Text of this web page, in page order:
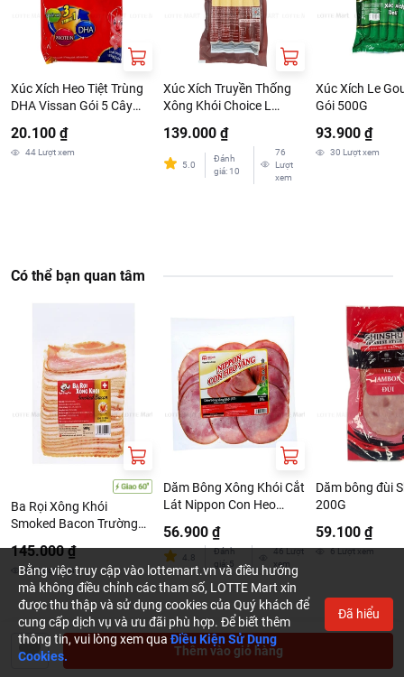
Thêm vào giỏ hàng
Xúc Xích Heo Tiệt Trùng
DHA Vissan Gói 5 Cây
20.100 ₫
44Lượt xem
Xúc Xích Truyền Thống
Xông Khói Choice L
139.000 ₫
5.0
Đánh
giá: 10
76
Lượt
xem
Xúc Xích Le
Gói 500G
93.900 ₫
30 Lượt xem
Có thể bạn quan tâm
Ba Rọi Xông Khói
Smoked Bacon Trường
145.000 ₫
64Lượt xem
Dăm Bông Xông Khói Cắt
Lát Nippon Con Heo
56.900 ₫
4.8
Đánh
giá :5
46Lượt
xem
Dăm bông đùi
200G
59.100 ₫
6Lượt xem
Bằng việc truy cập vào lottemart.vn và điều hướng
mà không điều chỉnh các tham số, LOTTE Mart xin
được thu thập và sử dụng cookies của Quý khách để
cung cấp dịch vụ và ưu đãi phù hợp. Để biết thêm
thông tin, vui lòng xem quaĐiều Kiện Sử Dụng
Cookies.
Đã hiểu